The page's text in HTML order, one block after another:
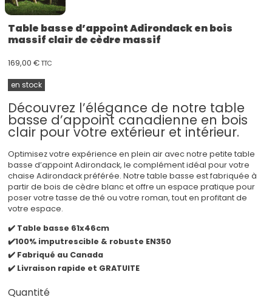
Table basse d’appoint Adirondack en bois
massif clair de cèdre massif
169,00 € TTC
en stock
Découvrez l’élégance de notre table
basse d’appoint canadienne en bois
clair pour votre extérieur et intérieur.
Optimisez votre expérience en plein air avec notre petite table
basse d’appoint Adirondack, le complément idéal pour votre
chaise Adirondack préférée. Notre table basse est fabriquée à
partir de bois de cèdre blanc et offre un espace pratique pour
poser votre tasse de thé ou votre roman, tout en profitant de
votre espace.
✔️ Table basse 61x46cm
✔️100% imputrescible & robuste EN350
✔️ Fabriqué au Canada
✔️ Livraison rapide et GRATUITE
Quantité